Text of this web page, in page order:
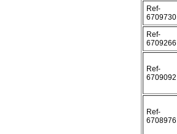
Ref-
6709730
Ref-
6709266
Ref-
6709092
Ref-
6708976